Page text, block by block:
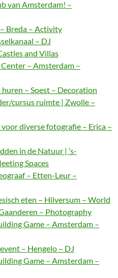
van Amsterdam! –
Breda – Activity
– DJ
and Villas
– Amsterdam –
– Soest – Decoration
cursus ruimte | Zwolle –
diverse fotografie – Erica –
in de Natuur | ‘s-
Spaces
– Etten-Leur –
eten – Hilversum – World
– Photography
Game – Amsterdam –
– Hengelo – DJ
Game – Amsterdam –